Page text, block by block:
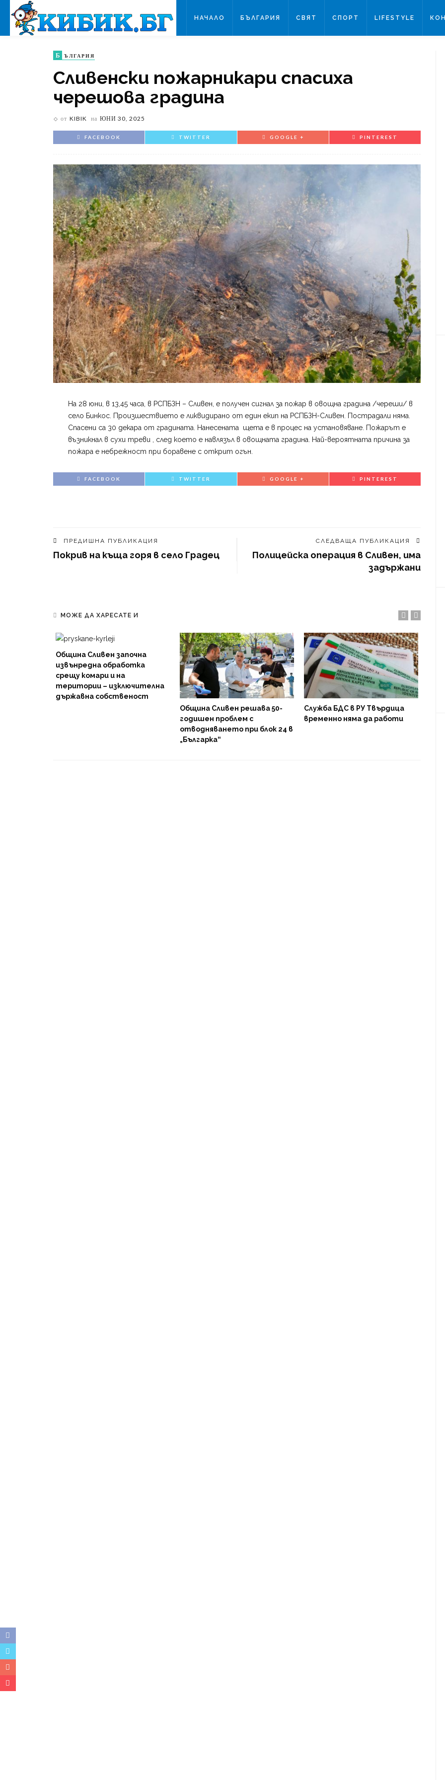
НАЧАЛО БЪЛГАРИЯ СВЯТ СПОРТ LIFESTYLE
Б ЪЛГАРИЯ
Сливенски пожарникари спасиха
черешова градина
от KIBIK на ЮНИ 30, 2025
FACEBOOK TWITTER GOOGLE + PINTEREST
На 28 юни, в 13,45 часа, в РСПБЗН – Сливен, е получен сигнал за пожар в овощна градина /череши/ в
село Бинкос. Произшествието е ликвидирано от един екип на РСПБЗН-Сливен. Пострадали няма.
Спасени са 30 декара от градината. Нанесената щета е в процес на установяване. Пожарът е
възникнал в сухи треви , след което е навлязъл в овощната градина. Най-вероятната причина за
пожара е небрежност при боравене с открит огън.
FACEBOOK TWITTER GOOGLE + PINTEREST
ПРЕДИШНА ПУБЛИКАЦИЯ
Покрив на къща горя в село Градец
СЛЕДВАЩА ПУБЛИКАЦИЯ
Полицейска операция в Сливен, има
задържани
МОЖЕ ДА ХАРЕСАТЕ И
Община Сливен започна
извънредна обработка
срещу комари и на
територии – изключителна
държавна собственост
Община Сливен решава 50-
годишен проблем с
отводняването при блок 24 в
„Българка“
Служба БДС в РУ Твърдица
временно няма да работи